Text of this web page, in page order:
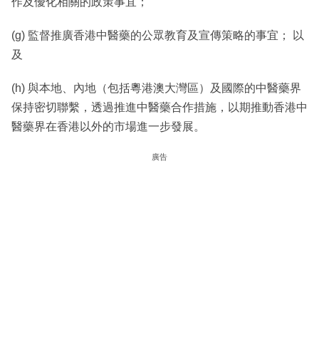
(g) 監督推廣香港中醫藥的公眾教育及宣傳策略的事宜； 以
及
(h) 與本地、內地（包括粵港澳大灣區）及國際的中醫藥界
保持密切聯繫，透過推進中醫藥合作措施，以期推動香港中
醫藥界在香港以外的市場進一步發展。
廣告